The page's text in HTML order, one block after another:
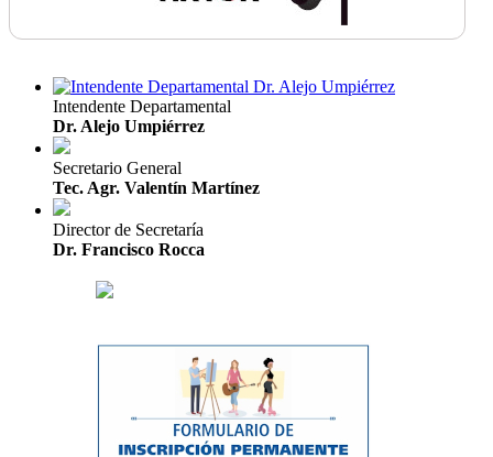
Intendente Departamental
Dr. Alejo Umpiérrez
Secretario General
Tec. Agr. Valentín Martínez
Director de Secretaría
Dr. Francisco Rocca